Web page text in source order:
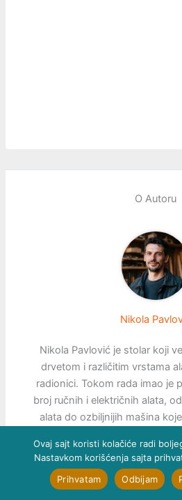
O Autoru
Nikola
Nikola Pavlović je stolar koji
drvetom i različitim vrstama
radionici. Tokom rada imao je
broj ručnih i električnih alata,
alata do ozbiljnijih mašina
alata može da utiče na sam
izabrati alat koji je pouzdan i
toga u svojim tekstovima piše o
Ovaj sajt koristi kolačiće radi
Nastavkom korišćenja sajta
Prihvatam
Odbijam